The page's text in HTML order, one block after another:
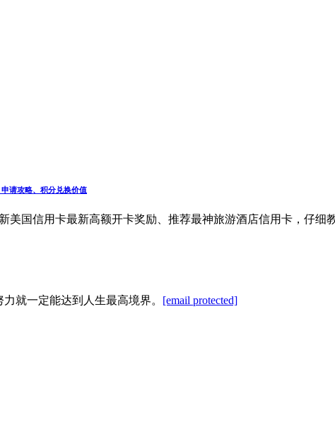
请攻略、积分兑换价值
美国信用卡最新高额开卡奖励、推荐最神旅游酒店信用卡，仔细
就一定能达到人生最高境界。 [email protected]